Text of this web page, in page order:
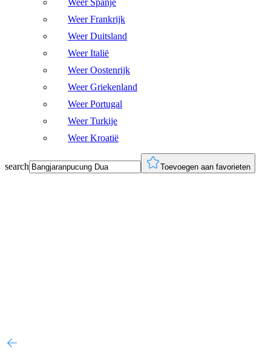
Weer Spanje
Weer Frankrijk
Weer Duitsland
Weer Italië
Weer Oostenrijk
Weer Griekenland
Weer Portugal
Weer Turkije
Weer Kroatië
search Toevoegen aan favorieten